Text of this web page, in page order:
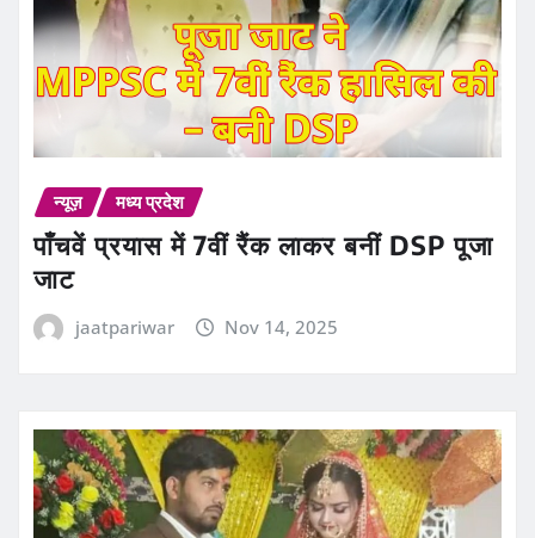
न्यूज़ मध्य प्रदेश
पाँचवें प्रयास में 7वीं रैंक लाकर बनीं DSP पूजा
जाट
jaatpariwar Nov 14, 2025